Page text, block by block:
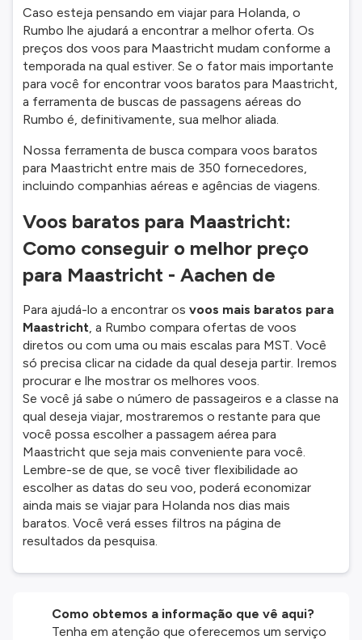
Caso esteja pensando em viajar para Holanda, o
Rumbo lhe ajudará a encontrar a melhor oferta. Os
preços dos voos para Maastricht mudam conforme a
temporada na qual estiver. Se o fator mais importante
para você for encontrar voos baratos para Maastricht,
a ferramenta de buscas de passagens aéreas do
Rumbo é, definitivamente, sua melhor aliada.
Nossa ferramenta de busca compara voos baratos
para Maastricht entre mais de 350 fornecedores,
incluindo companhias aéreas e agências de viagens.
Voos baratos para Maastricht:
Como conseguir o melhor preço
para Maastricht - Aachen de
Para ajudá-lo a encontrar os voos mais baratos para
Maastricht, a Rumbo compara ofertas de voos
diretos ou com uma ou mais escalas para MST. Você
só precisa clicar na cidade da qual deseja partir. Iremos
procurar e lhe mostrar os melhores voos.
Se você já sabe o número de passageiros e a classe na
qual deseja viajar, mostraremos o restante para que
você possa escolher a passagem aérea para
Maastricht que seja mais conveniente para você.
Lembre-se de que, se você tiver flexibilidade ao
escolher as datas do seu voo, poderá economizar
ainda mais se viajar para Holanda nos dias mais
baratos. Você verá esses filtros na página de
resultados da pesquisa.
Como obtemos a informação que vê aqui?
Tenha em atenção que oferecemos um serviço